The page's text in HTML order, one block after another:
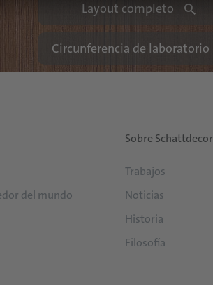
Layout completo
Circunferencia de laboratorio
del mundo
Sobre Schattdecor
Trabajos
Noticias
Historia
Filosofía